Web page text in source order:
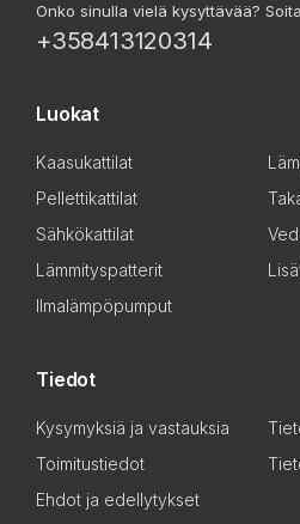
Onko sinulla vielä kysyttävää?
+358413120314
Luokat
Kaasukattilat
Pellettikattilat
Sähkökattilat
Lämmityspatterit
Ilmalämpöpumput
Tiedot
Kysymyksiä ja vastauksia
Toimitustiedot
Ehdot ja edellytykset